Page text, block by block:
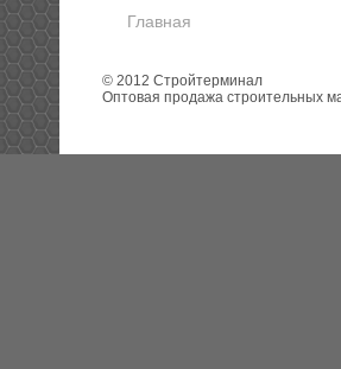
Главная
© 2012 Стройтерминал
Оптовая продажа строительных